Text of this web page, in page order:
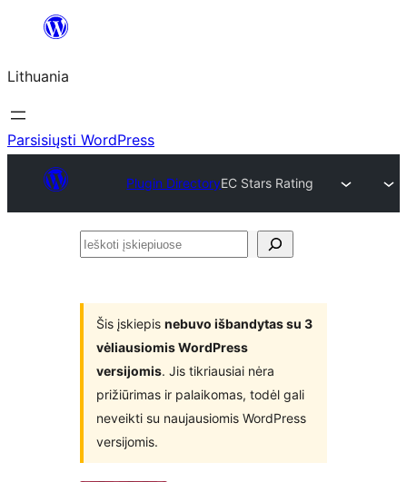
turinio
Lithuania
Parsisiųsti WordPress
Plugin DirectoryEC Stars Rating
Ieškoti
Šis įskiepis nebuvo išbandytas su 3
vėliausiomis WordPress
versijomis. Jis tikriausiai nėra
prižiūrimas ir palaikomas, todėl gali
neveikti su naujausiomis WordPress
versijomis.